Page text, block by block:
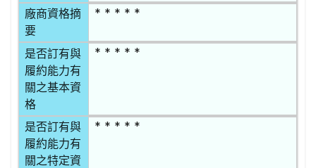
廠商資格摘
要
* * * * *
是否訂有與
履約能力有
關之基本資
格
* * * * *
是否訂有與
履約能力有
關之特定資
* * * * *